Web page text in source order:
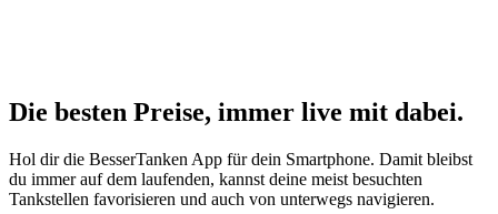
Die besten Preise, immer live mit dabei.
Hol dir die BesserTanken App für dein Smartphone. Damit bleibst
du immer auf dem laufenden, kannst deine meist besuchten
Tankstellen favorisieren und auch von unterwegs navigieren.